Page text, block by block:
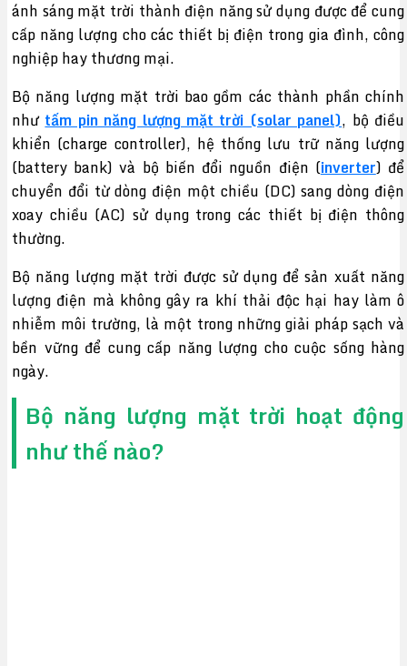
ánh sáng mặt trời thành điện năng sử dụng được để cung
cấp năng lượng cho các thiết bị điện trong gia đình, công
nghiệp hay thương mại.
Bộ năng lượng mặt trời bao gồm các thành phần chính
nhưtấm pin năng lượng mặt trời (solar panel), bộ điều
khiển (charge controller), hệ thống lưu trữ năng lượng
(battery bank) và bộ biến đổi nguồn điện (inverter) để
chuyển đổi từ dòng điện một chiều (DC) sang dòng điện
xoay chiều (AC) sử dụng trong các thiết bị điện thông
thường.
Bộ năng lượng mặt trời được sử dụng để sản xuất năng
lượng điện mà không gây ra khí thải độc hại hay làm ô
nhiễm môi trường, là một trong những giải pháp sạch và
bền vững để cung cấp năng lượng cho cuộc sống hàng
ngày.
Bộ năng lượng mặt trời hoạt động
như thế nào?